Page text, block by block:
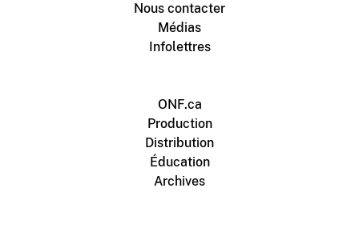
Nous contacter
Médias
Infolettres
ONF.ca
Production
Distribution
Éducation
Archives